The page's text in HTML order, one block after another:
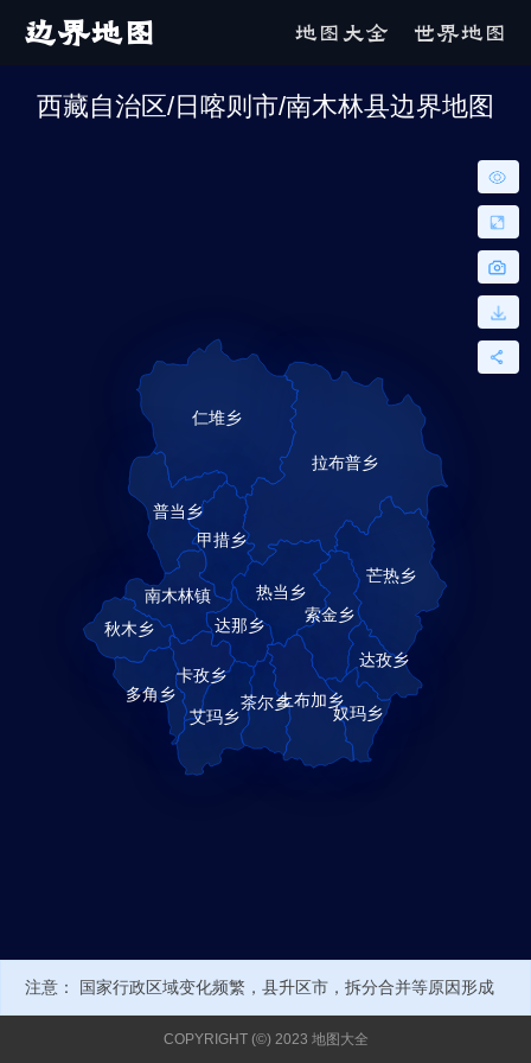
边界地图 地图大全 世界地图
注意： 国家行政区域变化频繁，县升区市，拆分合并等原因形成
新的行政编号或名称，可能导致部分数据不正确。当前经纬度来自
COPYRIGHT (©) 2023 地图大全